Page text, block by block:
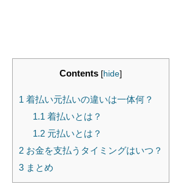
Contents [hide]
1 着払い元払いの違いは一体何？
1.1 着払いとは？
1.2元払いとは？
2 お金を支払うタイミングはいつ？
3 まとめ